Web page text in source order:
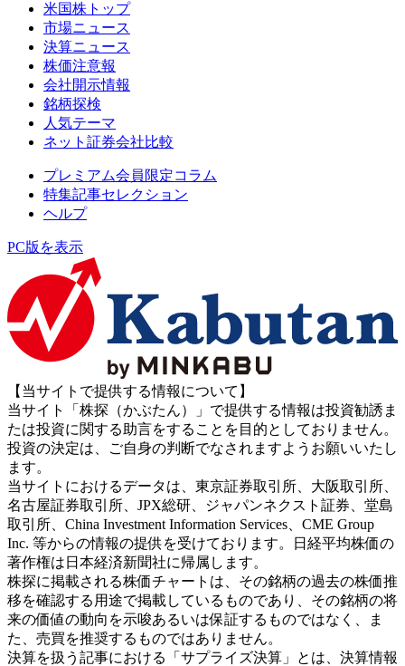
米国株トップ
市場ニュース
決算ニュース
株価注意報
会社開示情報
銘柄探検
人気テーマ
ネット証券会社比較
プレミアム会員限定コラム
特集記事セレクション
ヘルプ
PC版を表示
【当サイトで提供する情報について】
当サイト「株探（かぶたん）」で提供する情報は投資勧誘ま
たは投資に関する助言をすることを目的としておりません。
投資の決定は、ご自身の判断でなされますようお願いいたし
ます。
当サイトにおけるデータは、東京証券取引所、大阪取引所、
名古屋証券取引所、JPX総研、ジャパンネクスト証券、堂島
取引所、China Investment Information Services、CME Group
Inc. 等からの情報の提供を受けております。日経平均株価の
著作権は日本経済新聞社に帰属します。
株探に掲載される株価チャートは、その銘柄の過去の株価推
移を確認する用途で掲載しているものであり、その銘柄の将
来の価値の動向を示唆あるいは保証するものではなく、ま
た、売買を推奨するものではありません。
決算を扱う記事における「サプライズ決算」とは、決算情報